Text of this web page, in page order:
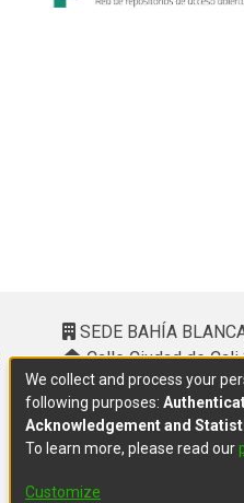
SEDE BAHÍA
Calle Ciudad de Cali
(8000). Universidad
Sudoeste (UPSO)
(291) 459 2550,
10.00 h a 14.00 h
We collect and process your
following purposes:
Acknowledgement and
To learn more, please read our
Customize